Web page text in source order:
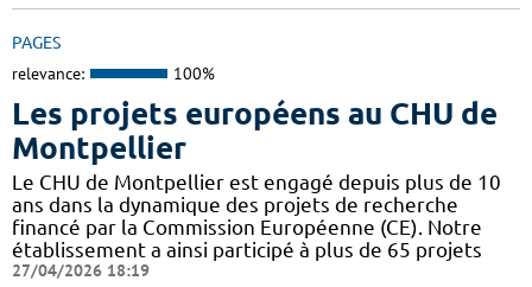
PAGES
relevance: 100%
Les projets européens au CHU de
Montpellier
Le CHU de Montpellier est engagé depuis plus de 10
ans dans la dynamique des projets de recherche
financé par la Commission Européenne (CE). Notre
établissement a ainsi participé à plus de 65 projets
27/04/2026 18:19